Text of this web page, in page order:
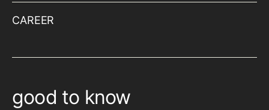
CAREER
good to know